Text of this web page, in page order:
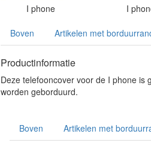
I phone I
Boven Artikelen met
Productinformatie
Deze telefooncover voor de I phone
worden geborduurd.
Boven Artikelen met